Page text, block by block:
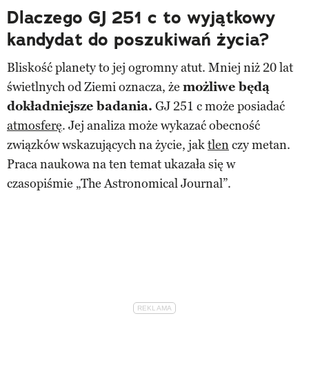
Dlaczego GJ 251 c to wyjątkowy
kandydat do poszukiwań życia?
Bliskość planety to jej ogromny atut. Mniej niż 20 lat
świetlnych od Ziemi oznacza, że możliwe będą
dokładniejsze badania. GJ 251 c może posiadać
atmosferę. Jej analiza może wykazać obecność
związków wskazujących na życie, jaktlenczy metan.
Praca naukowa na ten temat ukazała się w
czasopiśmie „The Astronomical Journal”.